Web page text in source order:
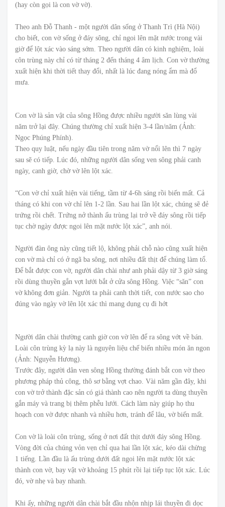
(hay còn gọi là con vờ vờ).
Theo anh Đỗ Thanh - một người dân sống ở Thanh Trì (Hà Nội)
cho biết, con vờ sống ở đáy sông, chỉ ngoi lên mặt nước trong vài
giờ để lột xác vào sáng sớm. Theo người dân có kinh nghiệm, loài
côn trùng này chỉ có từ tháng 2 đến tháng 4 âm lịch. Con vờ thường
xuất hiện khi thời tiết thay đổi, nhất là lúc đang nóng ẩm mà đổ
mưa.
Con vờ là sản vật của sông Hồng được nhiều người săn lùng vài
năm trở lại đây. Chúng thường chỉ xuất hiện 3-4 lần/năm (Ảnh:
Ngọc Phúng Phính).
Theo quy luật, nếu ngày đầu tiên trong năm vờ nổi lên thì 7 ngày
sau sẽ có tiếp. Lúc đó, những người dân sống ven sông phải canh
ngày, canh giờ, chờ vờ lên lột xác.
“Con vờ chỉ xuất hiện vài tiếng, tầm từ 4-6h sáng rồi biến mất. Cả
tháng có khi con vờ chỉ lên 1-2 lần. Sau hai lần lột xác, chúng sẽ đẻ
trứng rồi chết. Trứng nở thành ấu trùng lại trở về đáy sông rồi tiếp
tục chờ ngày được ngoi lên mặt nước lột xác”, anh nói.
Người đàn ông này cũng tiết lộ, không phải chỗ nào cũng xuất hiện
con vờ mà chỉ có ở ngã ba sông, nơi nhiều đất thịt để chúng làm tổ.
Để bắt được con vờ, người dân chài như anh phải dậy từ 3 giờ sáng
rồi dùng thuyền gắn vợt lưới bắt ở cửa sông Hồng. Việc “săn” con
vờ không đơn giản. Người ta phải canh thời tiết, con nước sao cho
đúng vào ngày vờ lên lột xác thì mang dụng cụ đi hớt
Người dân chài thường canh giờ con vờ lên để ra sông vớt về bán.
Loài côn trùng kỳ lạ này là nguyên liệu chế biến nhiều món ăn ngon
(Ảnh: Nguyễn Hương).
Trước đây, người dân ven sông Hồng thường đánh bắt con vờ theo
phương pháp thủ công, thô sơ bằng vợt chao. Vài năm gần đây, khi
con vờ trở thành đặc sản có giá thành cao nên người ta dùng thuyền
gắn máy và trang bị thêm phễu lưới. Cách làm này giúp họ thu
hoạch con vờ được nhanh và nhiều hơn, tránh để lâu, vờ biến mất.
Con vờ là loài côn trùng, sống ở nơi đất thịt dưới đáy sông Hồng.
Vòng đời của chúng vỏn vẹn chỉ qua hai lần lột xác, kéo dài chừng
1 tiếng. Lần đầu là ấu trùng dưới đất ngoi lên mặt nước lột xác
thành con vờ, bay vật vờ khoảng 15 phút rồi lại tiếp tục lột xác. Lúc
đó, vờ nhẹ và bay nhanh.
Khi ấy, những người dân chài bắt đầu nhộn nhịp lái thuyền đi dọc